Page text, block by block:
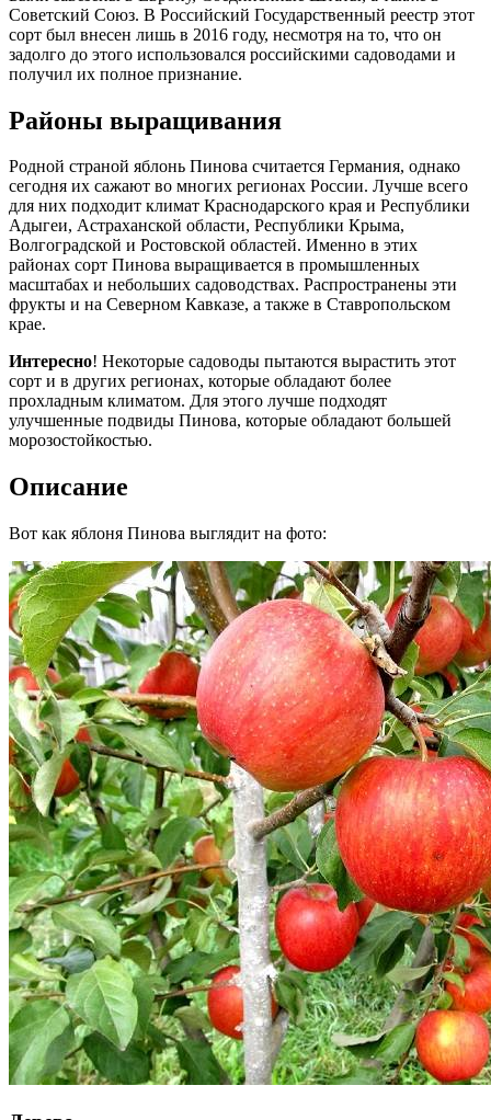
Советский Союз. В Российский Государственный реестр этот
сорт был внесен лишь в 2016 году, несмотря на то, что он
задолго до этого использовался российскими садоводами и
получил их полное признание.
Районы выращивания
Родной страной яблонь Пинова считается Германия, однако
сегодня их сажают во многих регионах России. Лучше всего
для них подходит климат Краснодарского края и Республики
Адыгеи, Астраханской области, Республики Крыма,
Волгоградской и Ростовской областей. Именно в этих
районах сорт Пинова выращивается в промышленных
масштабах и небольших садоводствах. Распространены эти
фрукты и на Северном Кавказе, а также в Ставропольском
крае.
Интересно! Некоторые садоводы пытаются вырастить этот
сорт и в других регионах, которые обладают более
прохладным климатом. Для этого лучше подходят
улучшенные подвиды Пинова, которые обладают большей
морозостойкостью.
Описание
Вот как яблоня Пинова выглядит на фото: